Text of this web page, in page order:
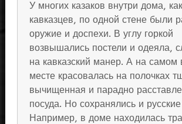
У многих казаков внутри дома,
кавказцев, по одной стене были
оружие и доспехи. В углу горкой
возвышались постели и одеяла,
на кавказский манер. А на самом
месте красовалась на полочках
вычищенная и парадно
посуда. Но сохранялись и
Например, в доме находилась